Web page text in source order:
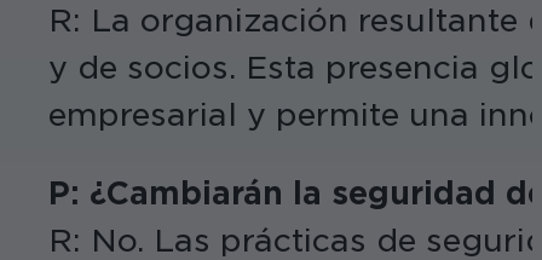
R: La organización resultante
y de socios. Esta presencia
empresarial y permite una
P: ¿Cambiarán la seguridad
R: No. Las prácticas de